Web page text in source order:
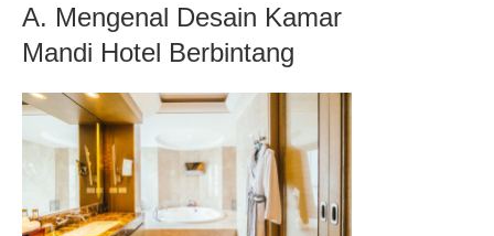
A. Mengenal Desain Kamar
Mandi Hotel Berbintang